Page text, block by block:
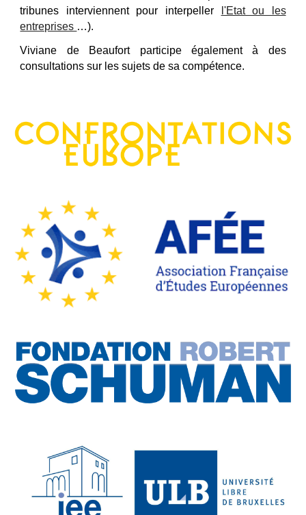
tribunes interviennent pour interpeller
l'Etat ou les
entreprises …).
Viviane de Beaufort participe également à des
consultations sur les sujets de sa compétence.